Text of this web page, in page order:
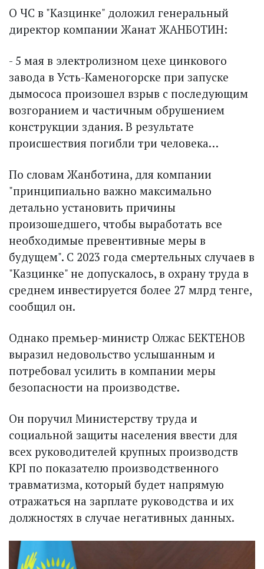
О ЧС в "Казцинке" доложил генеральный
директор компании Жанат ЖАНБОТИН:
- 5 мая в электролизном цехе цинкового
завода в Усть-Каменогорске при запуске
дымососа произошел взрыв с последующим
возгоранием и частичным обрушением
конструкции здания. В результате
происшествия погибли три человека…
По словам Жанботина, для компании
"принципиально важно максимально
детально установить причины
произошедшего, чтобы выработать все
необходимые превентивные меры в
будущем". С 2023 года смертельных случаев в
"Казцинке" не допускалось, в охрану труда в
среднем инвестируется более 27 млрд тенге,
сообщил он.
Однако премьер-министр Олжас БЕКТЕНОВ
выразил недовольство услышанным и
потребовал усилить в компании меры
безопасности на производстве.
Он поручил Министерству труда и
социальной защиты населения ввести для
всех руководителей крупных производств
KPI по показателю производственного
травматизма, который будет напрямую
отражаться на зарплате руководства и их
должностях в случае негативных данных.